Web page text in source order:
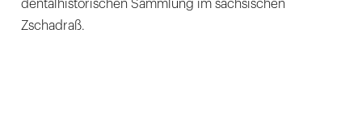
dentalhistorischen Sammlung im sächsischen
Zschadraß.